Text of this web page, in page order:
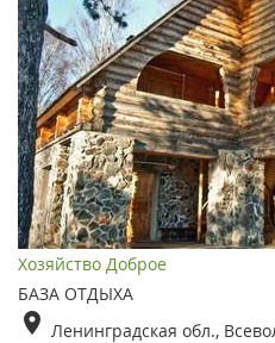
Хозяйство Доброе
БАЗА ОТДЫХА
Ленинградская обл.,